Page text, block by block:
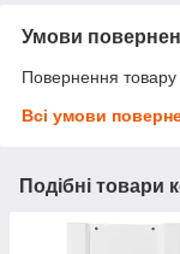
Умови
Повернення товару
Всі умови
Подібні товари